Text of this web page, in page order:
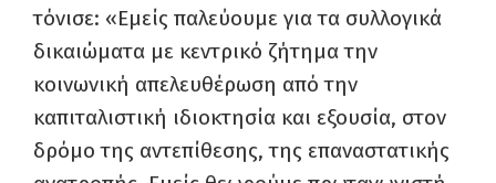
τόνισε: «Εμείς παλεύουμε για τα συλλογικά
δικαιώματα με κεντρικό ζήτημα την
κοινωνική απελευθέρωση από την
καπιταλιστική ιδιοκτησία και εξουσία, στον
δρόμο της αντεπίθεσης, της επαναστατικής